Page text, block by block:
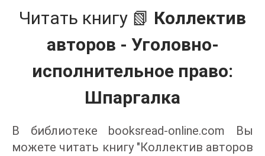
Читать книгу 📗 Коллектив
авторов - Уголовно-
исполнительное право:
Шпаргалка
В библиотеке booksread-online.com Вы
можете читать книгу "Коллектив авторов